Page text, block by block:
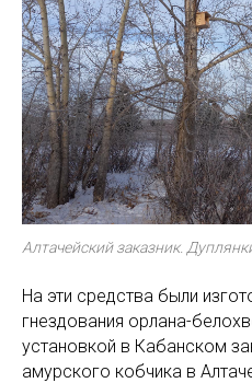
Алтачейский заказник.
На эти средства были
гнездования орлана-
установкой в Кабанском
амурского кобчика в